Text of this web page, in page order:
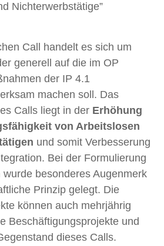
Nichterwerbstätige”
Call handelt es sich um
generell auf die im OP
der IP 4.1
machen soll. Das
Calls liegt in der Erhöhung
von Arbeitslosen
und somit Verbesserung
Bei der Formulierung
besonderes Augenmerk
Prinzip gelegt. Die
können auch mehrjährig
Beschäftigungsprojekte und
dieses Calls.